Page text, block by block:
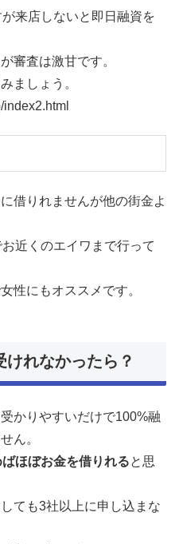
来店しないと即日融資を
審査は激甘です。
ましょう。
借りれませんが他の街金よ
近くのエイワまで行って
性にもオススメです。
れなかったら？
かりやすいだけで100%融
ん。
ほぼお金を借りれると思
ても3社以上に申し込まな